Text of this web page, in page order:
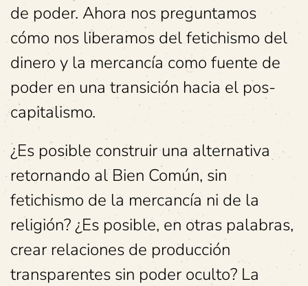
de poder. Ahora nos preguntamos
cómo nos liberamos del fetichismo del
dinero y la mercancía como fuente de
poder en una transición hacia el pos-
capitalismo.
¿Es posible construir una alternativa
retornando al Bien Común, sin
fetichismo de la mercancía ni de la
religión? ¿Es posible, en otras palabras,
crear relaciones de producción
transparentes sin poder oculto? La